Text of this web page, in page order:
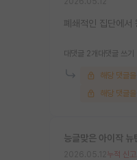
폐쇄적인 집단에서
대댓글 2개 대댓글 쓰기
해당 댓글
해당 댓글
능글맞은 아이작 뉴
누적 신